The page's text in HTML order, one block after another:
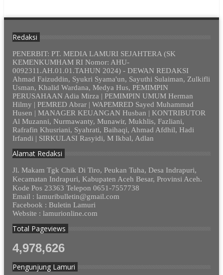
Redaksi
PENERBIT: PT. MEDIA LAMURI SEJAHTERA (SK
KEMENKUMHAM RI Nomor: AHU-
0092311.AH.01.01.TAHUN 2024) - DEWAN REDAKSI
Ahmad Faizuddin, Syukri Syama'un, Sayuthi Sulaiman, Zulkifli
Usman, Khalid Wardana, Medya Hus, PEMIMPIN
PERUSAHAAN Adia Mirza | PEMIMPIN UMUM Herman
Hilmy | PEMRED Abrar | WAPEMRED Sayed Muhammad
Husen | MANAGER KEUANGAN Husban | KONTRIBUTOR
Al Muzanni, Nurmawanty, Munawir, Mukhlis, Fazliani,
Rafrafin Khusriani, Syahrati, Baihaqi, Ahmad Afdhil, Hadi
Irfandi | SIRKULASI Rasyidi, M Ikbal, Adlan
Alamat Redaksi
Jl. Makam Tgk Chik Di Tiro, Peukan Tuha, Desa Indrapuri,
Kecamatan Indrapuri, Kabupaten Aceh Besar, Provinsi Aceh.
Kode Pos 23363 Telepon 0651-7557738
Email : lamuribulletin@gmail.com
Facebook : Buletin Lamuri
Website : lamurionline.com
Total Pageviews
4,978,626
Pengunjung Lamuri